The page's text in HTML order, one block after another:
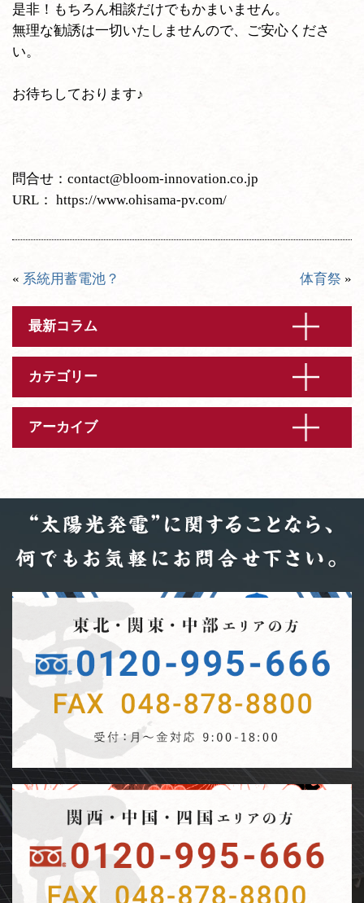
是非！もちろん相談だけでもかまいません。
無理な勧誘は一切いたしませんので、ご安心くださ
い。
お待ちしております♪
問合せ： contact@bloom-innovation.co.jp
URL： https://www.ohisama-pv.com/
« 系統用蓄電池？ 体育祭 »
最新コラム
カテゴリー
アーカイブ